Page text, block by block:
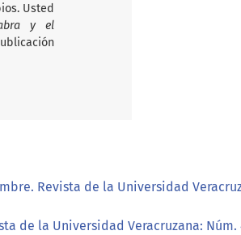
Usted
y el
Revista de la Universidad
de la Universidad Veracruzana: Núm.